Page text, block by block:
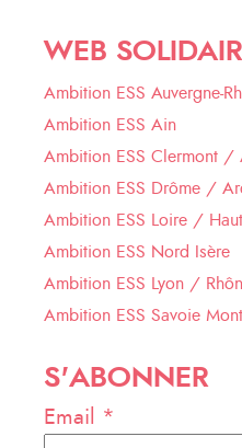
WEB
Ambition ESS Auvergne-
Ambition ESS Ain
Ambition ESS Clermont /
Ambition ESS Drôme /
Ambition ESS Loire /
Ambition ESS Nord Isère
Ambition ESS Lyon /
Ambition ESS Savoie
S'ABONNER
Email *